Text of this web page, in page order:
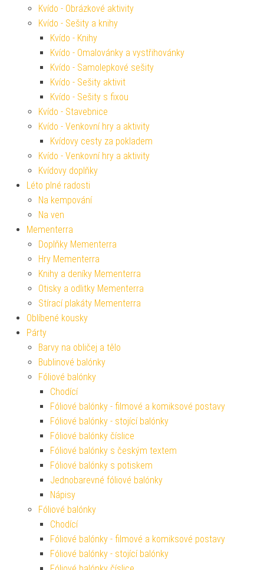
Kvído - Obrázkové aktivity
Kvído - Sešity a knihy
Kvído - Knihy
Kvído - Omalovánky a vystřihovánky
Kvído - Samolepkové sešity
Kvído - Sešity aktivit
Kvído - Sešity s fixou
Kvído - Stavebnice
Kvído - Venkovní hry a aktivity
Kvídovy cesty za pokladem
Kvído - Venkovní hry a aktivity
Kvídovy doplňky
Léto plné radosti
Na kempování
Na ven
Mementerra
Doplňky Mementerra
Hry Mementerra
Knihy a deníky Mementerra
Otisky a odlitky Mementerra
Stírací plakáty Mementerra
Oblíbené kousky
Párty
Barvy na obličej a tělo
Bublinové balónky
Fóliové balónky
Chodící
Fóliové balónky - filmové a komiksové postavy
Fóliové balónky - stojící balónky
Fóliové balónky číslice
Fóliové balónky s českým textem
Fóliové balónky s potiskem
Jednobarevné fóliové balónky
Nápisy
Fóliové balónky
Chodící
Fóliové balónky - filmové a komiksové postavy
Fóliové balónky - stojící balónky